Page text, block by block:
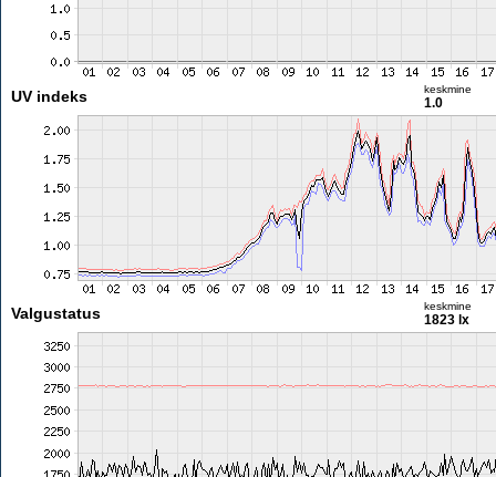
UV indeks keskmine
1.0
Valgustatus keskmine
1823 lx